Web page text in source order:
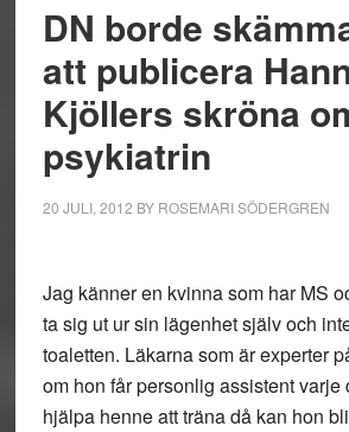
DN borde
att publicera
Kjöllers skröna
psykiatrin
20 JULI, 2012 BY ROSEMARI SÖDERGREN
Jag känner en kvinna som har MS
ta sig ut ur sin lägenhet själv och
toaletten. Läkarna som är experter
om hon får personlig assistent varje
hjälpa henne att träna då kan hon